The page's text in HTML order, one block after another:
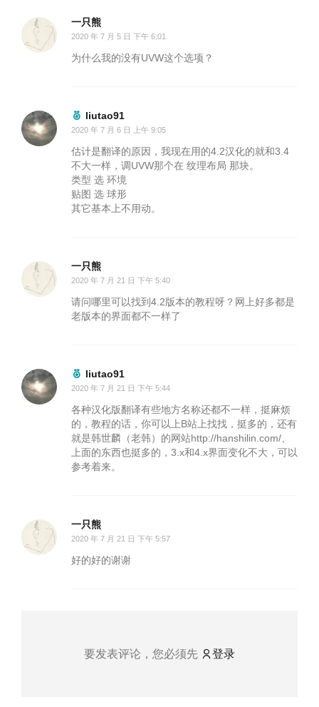
一只熊
2020 年 7 月 5 日 下午 6:01
为什么我的没有UVW这个选项？
liutao91
2020 年 7 月 6 日 上午 9:05
估计是翻译的原因，我现在用的4.2汉化的就和3.4
不大一样，调UVW那个在 纹理布局 那块。
类型 选 环境
贴图 选 球形
其它基本上不用动。
一只熊
2020 年 7 月 21 日 下午 5:40
请问哪里可以找到4.2版本的教程呀？网上好多都是
老版本的界面都不一样了
liutao91
2020 年 7 月 21 日 下午 5:44
各种汉化版翻译有些地方名称还都不一样，挺麻烦
的，教程的话，你可以上B站上找找，挺多的，还有
就是韩世麟（老韩）的网站http://hanshilin.com/、
上面的东西也挺多的，3.x和4.x界面变化不大，可以
参考着来。
一只熊
2020 年 7 月 21 日 下午 5:57
好的好的谢谢
要发表评论，您必须先 登录